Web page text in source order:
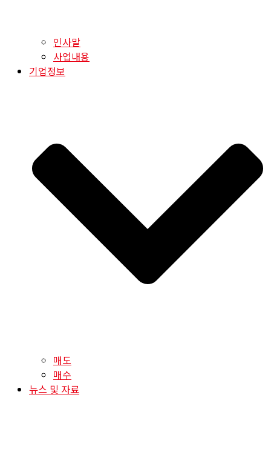
인사말
사업내용
기업정보
매도
매수
뉴스 및 자료